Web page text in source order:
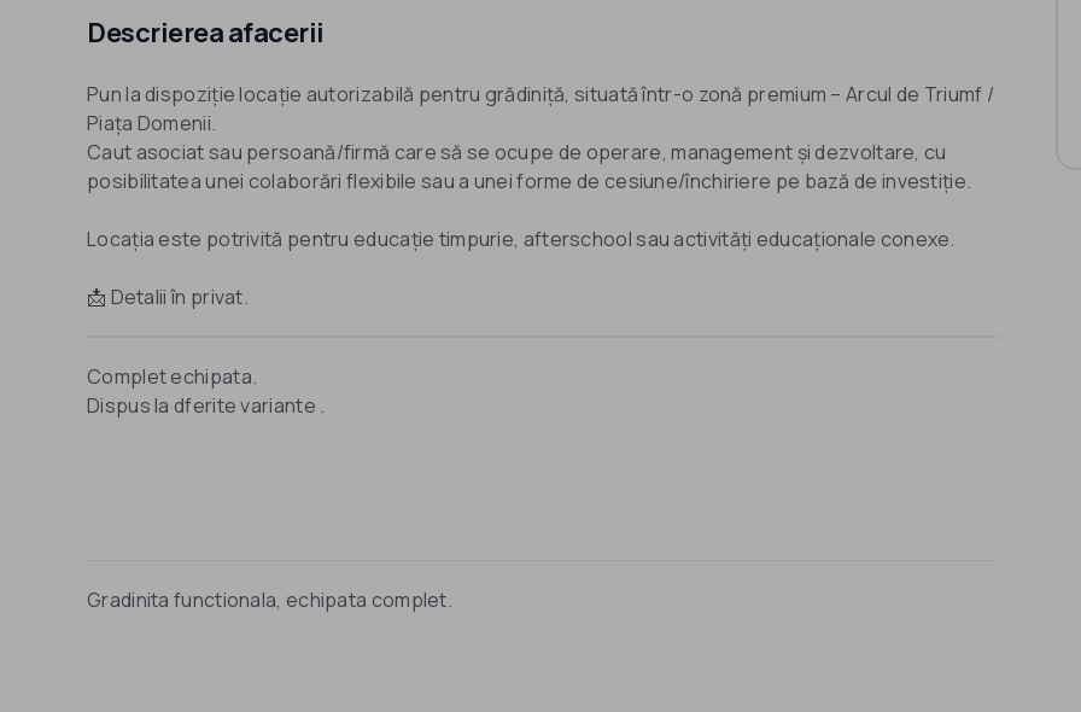
Descrierea afacerii
Pun la dispoziție locație autorizabilă pentru grădiniță, situată într-o zonă premium – Arcul de Triumf /
Piața Domenii.
Caut asociat sau persoană/firmă care să se ocupe de operare, management și dezvoltare, cu
posibilitatea unei colaborări flexibile sau a unei forme de cesiune/închiriere pe bază de investiție.
Locația este potrivită pentru educație timpurie, afterschool sau activități educaționale conexe.
Complet echipata.
Dispus la dferite variante .
Gradinita functionala, echipata complet.